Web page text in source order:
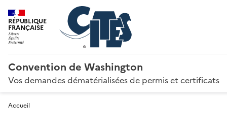
RÉPUBLIQUE
FRANÇAISE
Convention de Washington
Vos demandes dématérialisées de permis et certificats
Accueil